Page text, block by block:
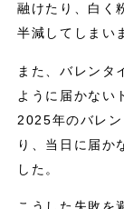
融けたり、白く
半減してしまい
また、バレンタ
ように届かない
2025年のバレ
り、当日に届か
した。